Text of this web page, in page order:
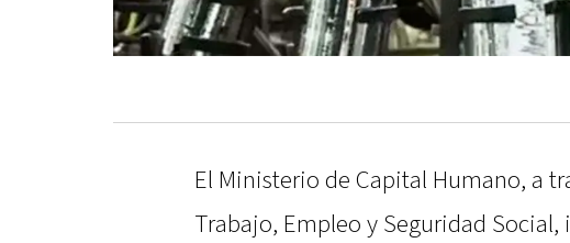
El Ministerio de Capital Humano, a
Trabajo, Empleo y Seguridad